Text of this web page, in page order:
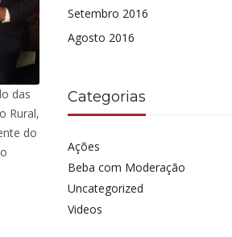
das
Rural,
do
Setembro 2016
Agosto 2016
Categorias
Ações
Beba com Moderação
Uncategorized
Videos